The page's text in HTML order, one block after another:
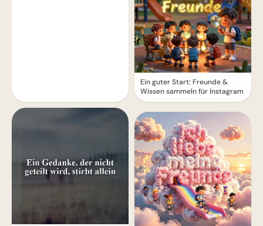
Ein guter Start: Freunde &
Wissen sammeln für Instagram